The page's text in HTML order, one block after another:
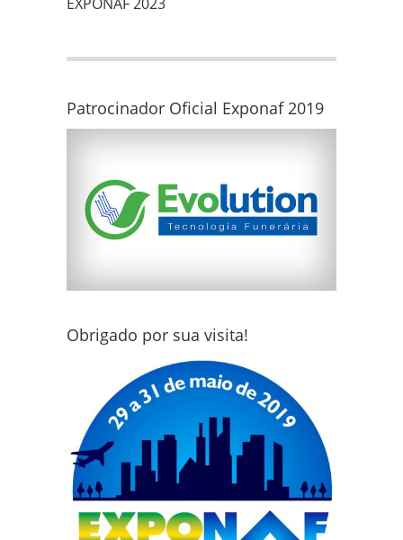
Patrocinador Oficial Exponaf 2019
Obrigado por sua visita!